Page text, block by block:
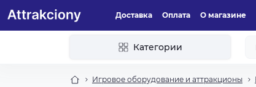
Доставка Оплата О магазине
Категории
Игровое оборудование и аттракционы